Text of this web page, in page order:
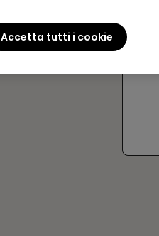
Accetta tutti i cookie